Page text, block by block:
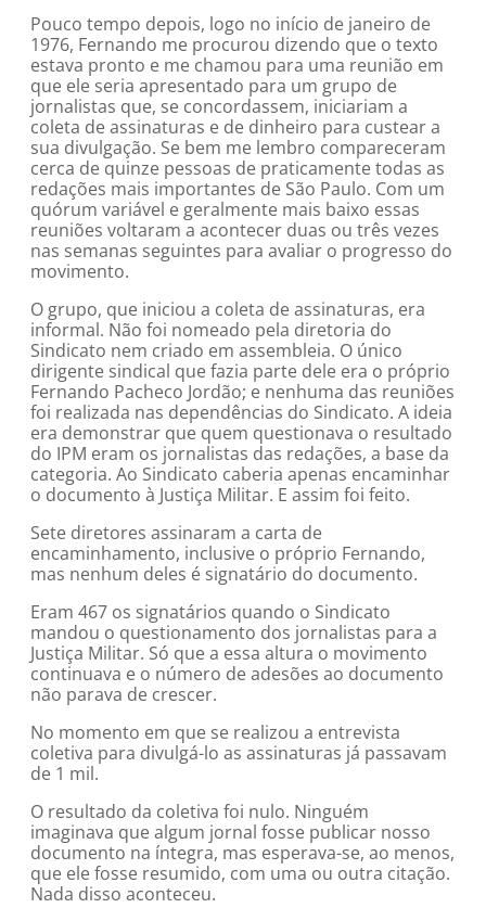
Pouco tempo depois, logo no início de janeiro de
1976, Fernando me procurou dizendo que o texto
estava pronto e me chamou para uma reunião em
que ele seria apresentado para um grupo de
jornalistas que, se concordassem, iniciariam a
coleta de assinaturas e de dinheiro para custear a
sua divulgação. Se bem me lembro compareceram
cerca de quinze pessoas de praticamente todas as
redações mais importantes de São Paulo. Com um
quórum variável e geralmente mais baixo essas
reuniões voltaram a acontecer duas ou três vezes
nas semanas seguintes para avaliar o progresso do
movimento.
O grupo, que iniciou a coleta de assinaturas, era
informal. Não foi nomeado pela diretoria do
Sindicato nem criado em assembleia. O único
dirigente sindical que fazia parte dele era o próprio
Fernando Pacheco Jordão; e nenhuma das reuniões
foi realizada nas dependências do Sindicato. A ideia
era demonstrar que quem questionava o resultado
do IPM eram os jornalistas das redações, a base da
categoria. Ao Sindicato caberia apenas encaminhar
o documento à Justiça Militar. E assim foi feito.
Sete diretores assinaram a carta de
encaminhamento, inclusive o próprio Fernando,
mas nenhum deles é signatário do documento.
Eram 467 os signatários quando o Sindicato
mandou o questionamento dos jornalistas para a
Justiça Militar. Só que a essa altura o movimento
continuava e o número de adesões ao documento
não parava de crescer.
No momento em que se realizou a entrevista
coletiva para divulgá-lo as assinaturas já passavam
de 1 mil.
O resultado da coletiva foi nulo. Ninguém
imaginava que algum jornal fosse publicar nosso
documento na íntegra, mas esperava-se, ao menos,
que ele fosse resumido, com uma ou outra citação.
Nada disso aconteceu.